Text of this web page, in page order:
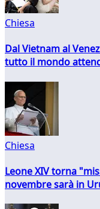
Chiesa
Dal Vietnam al
tutto il mondo
Chiesa
Leone XIV torna
novembre sarà in